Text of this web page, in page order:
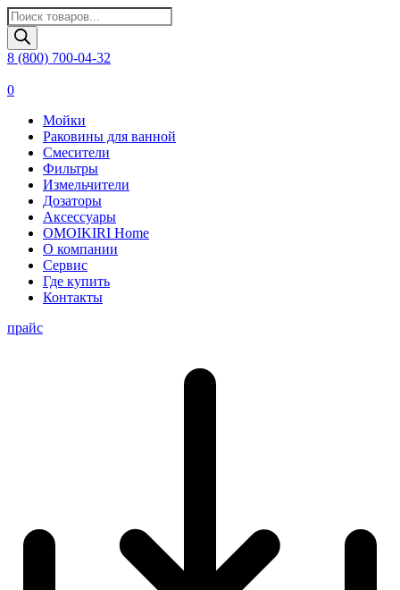
Поиск
товаров
8 (800) 700-04-32
0
Мойки
Раковины для ванной
Смесители
Фильтры
Измельчители
Дозаторы
Аксессуары
OMOIKIRI Home
О компании
Сервис
Где купить
Контакты
прайс